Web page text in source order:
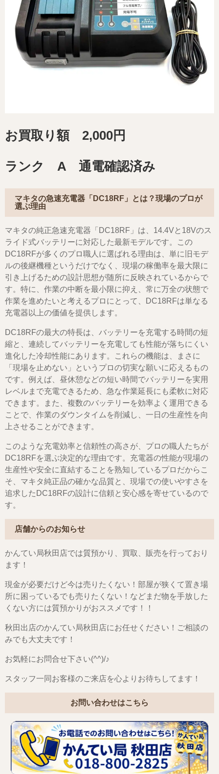
お買取り額 2,000円
ランク A 通電確認済み
マキタの急速充電器「DC18RF」とは？現場のプロが
選ぶ理由
マキタの純正急速充電器「DC18RF」は、14.4Vと18Vのス
ライド式バッテリーに対応した最新モデルです。この
DC18RFが多くのプロ職人に選ばれる理由は、単に旧モデ
ルの後継機種というだけでなく、現場の稼働率を最大限に
引き上げるための設計思想が随所に反映されているからで
す。特に、作業の中断を最小限に抑え、常に万全の状態で
作業を進めたいと考えるプロにとって、DC18RFは単なる
充電器以上の価値を提供します。
DC18RFの最大の特長は、バッテリーを充電する時間の短
縮と、連続してバッテリーを充電しても性能が落ちにくい
進化した冷却性能にあります。これらの機能は、まさに
「現場を止めない」というプロの切実な願いに応えるもの
です。例えば、昼休憩などの短い時間でバッテリーを実用
レベルまで充電できるため、急な作業延長にも柔軟に対応
できます。また、複数のバッテリーを効率よく運用できる
ことで、作業のダウンタイムを削減し、一日の生産性を向
上させることができます。
このような充電効率と信頼性の高さが、プロの職人たちが
DC18RFを選ぶ決定的な理由です。充電器の性能が現場の
生産性や安全に直結することを熟知しているプロだからこ
そ、マキタ純正品の確かな品質と、現場での使いやすさを
追求したDC18RFの設計に信頼と安心感を寄せているので
す。
店舗からのお知らせ
かんてい局秋田店では質預かり、買取、販売を行っており
ます！
現金が必要だけど今は売りたくない！部屋が狭くて置き場
所に困っているでも売りたくない！などまだ物を手放した
くない方には質預かりがおススメです！！
秋田出店のかんてい局秋田店にお任せください！ご相談の
みでも大丈夫です！
お気軽にお問合せ下さい(^^)/♪
スタッフ一同お客様のご来店を心よりお待ちしてます！
お問い合わせはこちら